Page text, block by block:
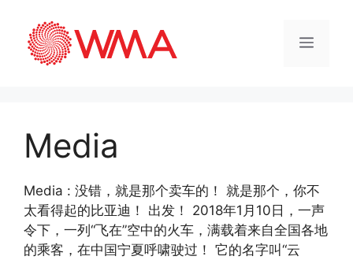
Media
Media : 没错，就是那个卖车的！ 就是那个，你不
太看得起的比亚迪！ 出发！ 2018年1月10日，一声
令下，一列“飞在”空中的火车，满载着来自全国各地
的乘客，在中国宁夏呼啸驶过！ 它的名字叫“云